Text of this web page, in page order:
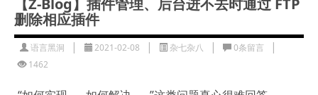
【Z-Blog】插件管理、后台进不去时通过 FTP
删除相应插件
语言黑洞 | 2021-02-08 | 杂七杂八 | 0条留言 |
1462